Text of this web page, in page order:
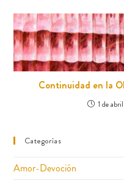
Continuidad en la
1 de
Categorías
Amor-Devoción